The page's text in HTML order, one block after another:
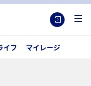
イフ マイレージ